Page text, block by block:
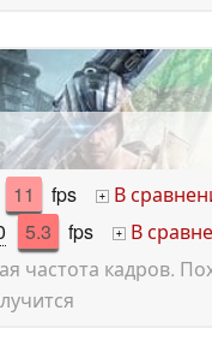
11 fps +
В
5.3 fps +
В
частота кадров.